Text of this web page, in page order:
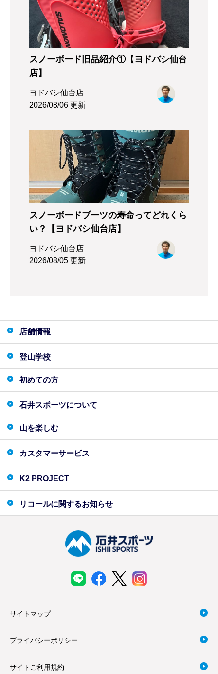
スノーボード旧品紹介①【ヨドバシ仙台
店】
ヨドバシ仙台店
2026/08/06 更新
スノーボードブーツの寿命ってどれくら
い？【ヨドバシ仙台店】
ヨドバシ仙台店
2026/08/05 更新
店舗情報
登山学校
初めての方
石井スポーツについて
山を楽しむ
カスタマーサービス
K2 PROJECT
リコールに関するお知らせ
サイトマップ
プライバシーポリシー
サイトご利用規約